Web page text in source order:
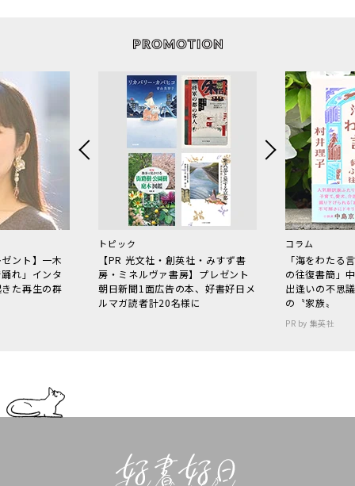
ント】一木
れ」インタ
た再生の群
トピック
【PR 光文社・創英社・みすず書
房・ミネルヴァ書房】プレゼント
朝日新聞1面広告の本、好書好日メ
ルマガ読者計20名様に
コラム
「海をわた
の往復書簡」
出逢いの不思
の〝家族〟
PR by 集英社